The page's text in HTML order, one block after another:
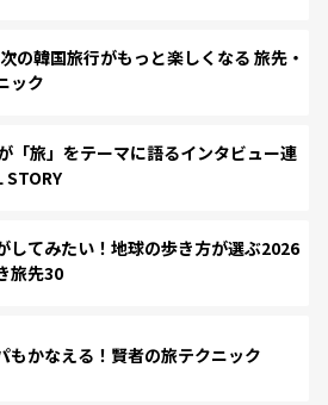
韓国旅行がもっと楽しくなる 旅先・
ック
「旅」をテーマに語るインタビュー連
STORY
してみたい！地球の歩き方が選ぶ2026
旅先30
もかなえる！賢者の旅テクニック